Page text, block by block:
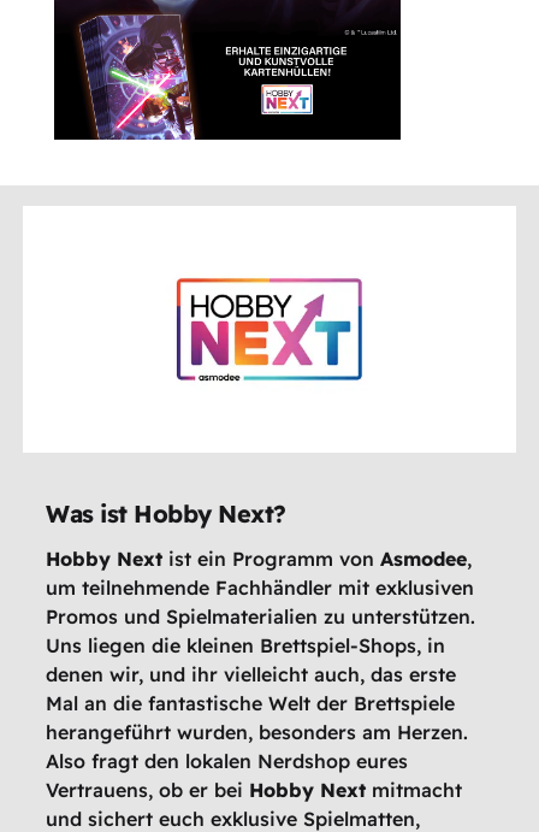
Was ist Hobby Next?
Hobby Next ist ein Programm vonAsmodee,
um teilnehmende Fachhändler mit exklusiven
Promos und Spielmaterialien zu unterstützen.
Uns liegen die kleinen Brettspiel-Shops, in
denen wir, und ihr vielleicht auch, das erste
Mal an die fantastische Welt der Brettspiele
herangeführt wurden, besonders am Herzen.
Also fragt den lokalen Nerdshop eures
Vertrauens, ob er bei Hobby Next mitmacht
und sichert euch exklusive Spielmatten,